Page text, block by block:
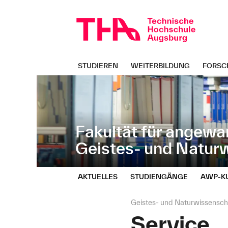
überspringen
Fakultät für
Geistes- und
STUDIEREN WEITERBILDUNG
AKTUELLES STUDIENGÄNGE
Seitenpfad:
Geistes- und